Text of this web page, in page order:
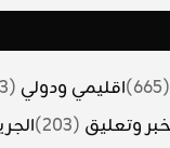
(665) اقليمي ودولي (343)
خبر وتعليق (203)